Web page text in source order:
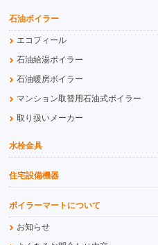
石油ボイラー
エコフィール
石油給湯ボイラー
石油暖房ボイラー
マンション取替用石油式ボイラー
取り扱いメーカー
水栓金具
住宅設備機器
ボイラーマートについて
お知らせ